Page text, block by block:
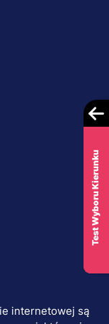
internetowej są
Test Wyboru Kierunku